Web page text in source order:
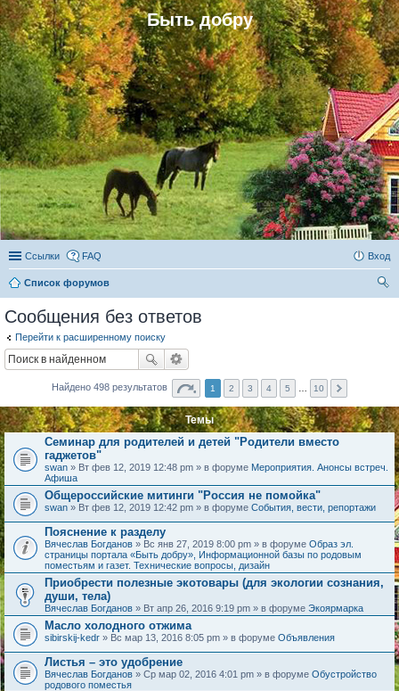
Быть добру
Ссылки FAQ Вход
Список форумов
Сообщения без ответов
Перейти к расширенному поиску
Найдено 498 результатов 1 2 3 4 5 10
Темы
Семинар для родителей и детей "Родители вместо
гаджетов"
swan » Вт фев 12, 2019 12:48 pm » в форуме Мероприятия. Анонсы встреч.
Афиша
Общероссийские митинги "Россия не помойка"
swan » Вт фев 12, 2019 12:42 pm » в форуме События, вести, репортажи
Пояснение к разделу
Вячеслав Богданов » Вс янв 27, 2019 8:00 pm » в форуме Образ эл.
страницы портала «Быть добру», Информационной базы по родовым
поместьям и газет. Технические вопросы, дизайн
Приобрести полезные экотовары (для экологии сознания,
души, тела)
Вячеслав Богданов » Вт апр 26, 2016 9:19 pm » в форуме Экоярмарка
Масло холодного отжима
sibirskij-kedr » Вс мар 13, 2016 8:05 pm » в форуме Объявления
Листья – это удобрение
Вячеслав Богданов » Ср мар 02, 2016 4:01 pm » в форуме Обустройство
родового поместья